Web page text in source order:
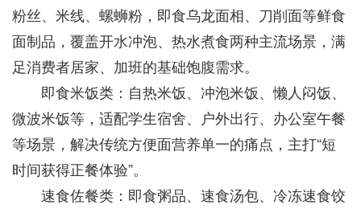
粉丝、米线、螺蛳粉，即食乌龙面相、刀削面等鲜食
面制品，覆盖开水冲泡、热水煮食两种主流场景，满
足消费者居家、加班的基础饱腹需求。
即食米饭类：自热米饭、冲泡米饭、懒人闷饭、
微波米饭等，适配学生宿舍、户外出行、办公室午餐
等场景，解决传统方便面营养单一的痛点，主打“短
时间获得正餐体验”。
速食佐餐类：即食粥品、速食汤包、冷冻速食饺